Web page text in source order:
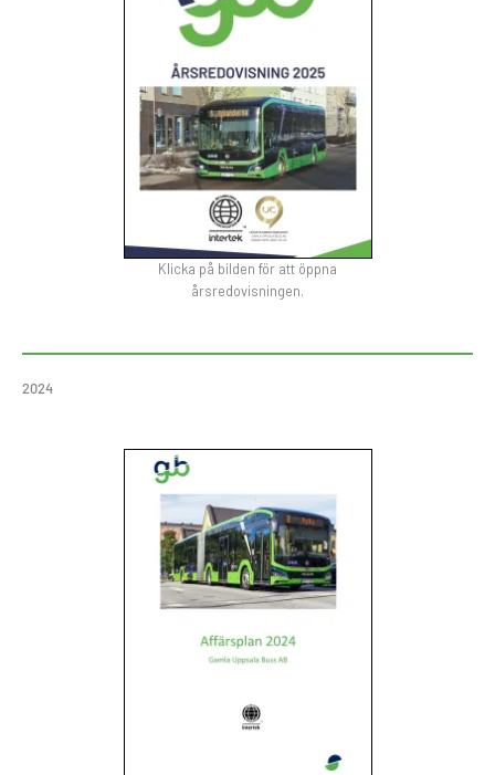
Klicka på bilden för att öppna
årsredovisningen.
2024